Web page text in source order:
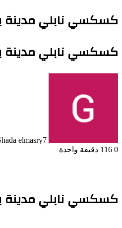
كسكسي نابلي مدينة
كسكسي نابلي مدينة
elmasry7 يناير، 2024
0
دقيقة واحدة
كسكسي نابلي مدينة